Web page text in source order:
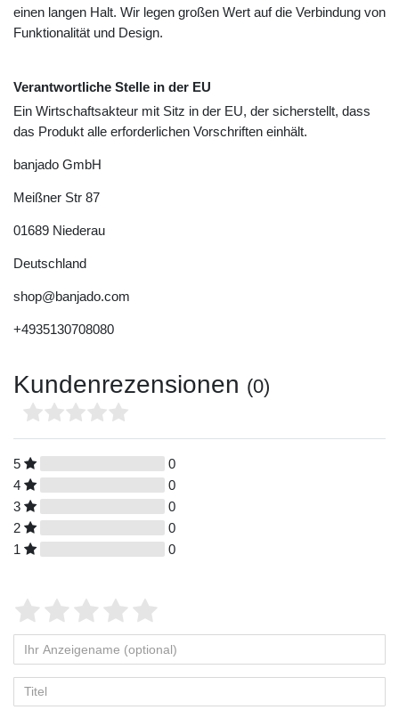
einen langen Halt. Wir legen großen Wert auf die Verbindung von
Funktionalität und Design.
Verantwortliche Stelle in der EU
Ein Wirtschaftsakteur mit Sitz in der EU, der sicherstellt, dass
das Produkt alle erforderlichen Vorschriften einhält.
banjado GmbH
Meißner Str 87
01689 Niederau
Deutschland
shop@banjado.com
+4935130708080
Kundenrezensionen (0)
5
0
4
0
3
0
2
0
1
0